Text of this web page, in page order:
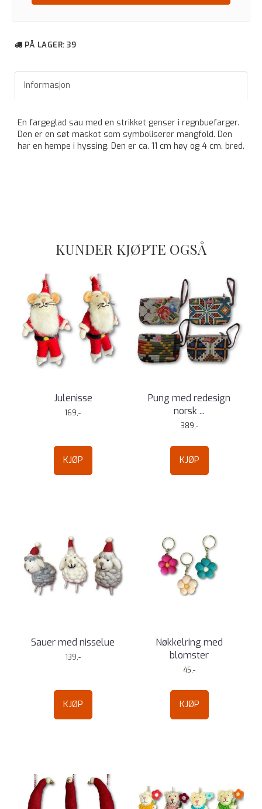
PÅ LAGER: 39
Informasjon
En fargeglad sau med en strikket genser i regnbuefarger.
Den er en søt maskot som symboliserer mangfold. Den
har en hempe i hyssing. Den er ca. 11 cm høy og 4 cm. bred.
KUNDER KJØPTE OGSÅ
Julenisse
169,-
KJØP
Pung med redesign
norsk ...
389,-
KJØP
Sauer med nisselue
139,-
KJØP
Nøkkelring med
blomster
45,-
KJØP